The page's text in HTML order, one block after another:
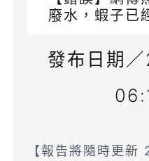
廢水，蝦子已
發布日期
【報告將隨時更